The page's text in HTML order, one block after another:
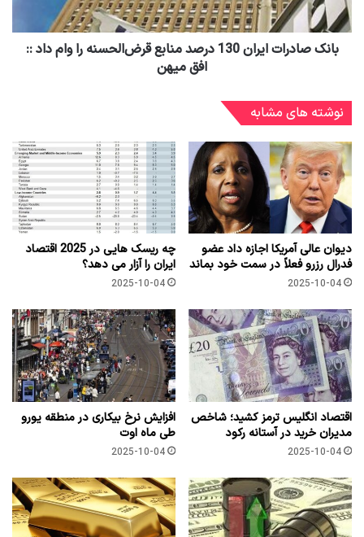
بانک صادرات ایران 130 درصد منابع قرض‌الحسنه را وام داد ::
افق میهن
نوشته های مشابه
دیوان عالی آمریکا اجازه داد عضو
فدرال رزرو فعلاً در سمت خود بماند
2025-10-04
چه ریسک هایی در 2025 اقتصاد
ایران را آزار می دهد؟
2025-10-04
اقتصاد انگلیس ترمز کشید؛ شاخص
مدیران خرید در آستانه رکود
2025-10-04
افزایش نرخ بیکاری در منطقه یورو
طی ماه اوت
2025-10-04